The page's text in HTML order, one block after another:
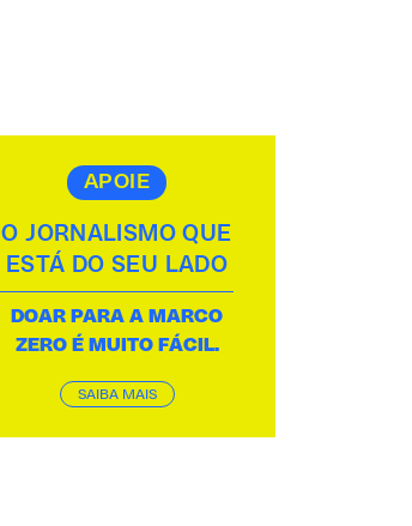
APOIE
O JORNALISMO QUE
ESTÁ DO SEU LADO
DOAR PARA A MARCO
ZERO É MUITO FÁCIL.
SAIBA MAIS